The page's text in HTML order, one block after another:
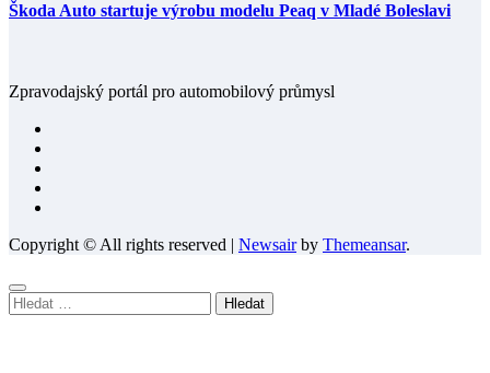
Škoda Auto startuje výrobu modelu Peaq v Mladé Boleslavi
Zpravodajský portál pro automobilový průmysl
Copyright © All rights reserved | Newsairby Themeansar.
Vyhledávání